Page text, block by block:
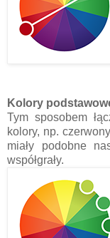
Kolory
Tym sposobem
kolory, np.
miały podobne
współgrały.